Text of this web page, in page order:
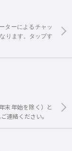
ターによるチャッ
ります。タップす
末年始を除く）と
連絡ください。